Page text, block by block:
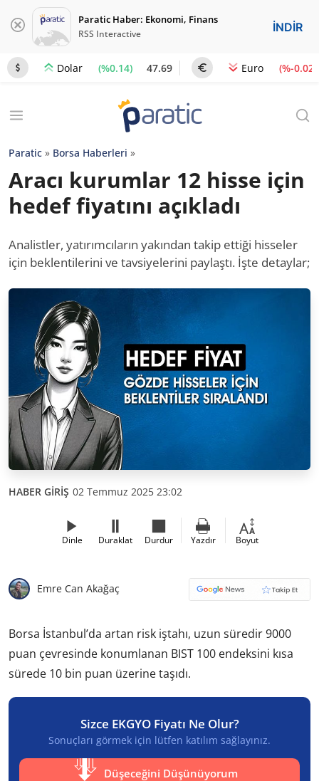
Paratic Haber: Ekonomi, Finans
RSS Interactive İNDİR
Dolar (%0.14) 47.69 Euro (%-0.02)
Paratic » Borsa Haberleri »
Aracı kurumlar 12 hisse için
hedef fiyatını açıkladı
Analistler, yatırımcıların yakından takip ettiği hisseler
için beklentilerini ve tavsiyelerini paylaştı. İşte detaylar;
HABER GİRİŞ 02 Temmuz 2025 23:02
Dinle Duraklat Durdur Yazdır Boyut
Emre Can Akağaç
Borsa İstanbul’da artan risk iştahı, uzun süredir 9000
puan çevresinde konumlanan BIST 100 endeksini kısa
sürede 10 bin puan üzerine taşıdı.
Sizce EKGYO Fiyatı Ne Olur?
Sonuçları görmek için lütfen katılım sağlayınız.
Düşeceğini Düşünüyorum